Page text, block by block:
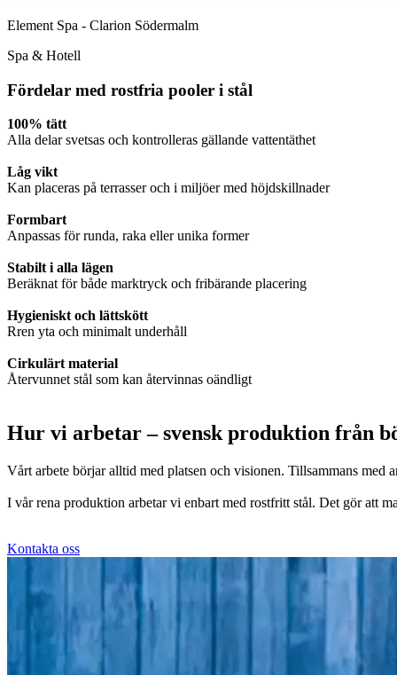
Element Spa - Clarion Södermalm
Spa & Hotell
Fördelar med rostfria pooler i stål
100% tätt
Alla delar svetsas och kontrolleras gällande vattentäthet
Låg vikt
Kan placeras på terrasser och i miljöer med höjdskillnader
Formbart
Anpassas för runda, raka eller unika former
Stabilt i alla lägen
Beräknat för både marktryck och fribärande placering
Hygieniskt och lättskött
Rren yta och minimalt underhåll
Cirkulärt material
Återvunnet stål som kan återvinnas oändligt
Hur vi arbetar – svensk produktion från
Vårt arbete börjar alltid med platsen och visionen. Tillsammans med
I vår rena produktion arbetar vi enbart med rostfritt stål. Det gör att
Kontakta oss